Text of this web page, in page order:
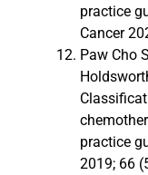
practice
Cancer
Paw Cho
practice
2019; 66